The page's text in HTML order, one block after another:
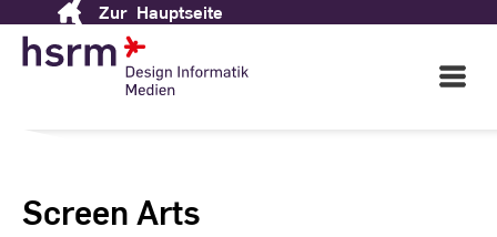
Content
Zur Hauptseite
Open
Main
Screen Arts